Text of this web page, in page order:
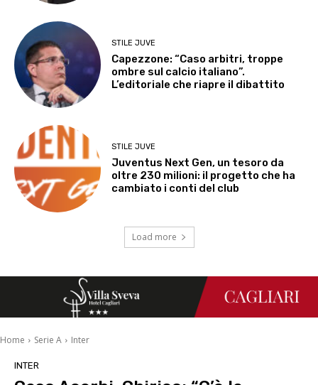
STILE JUVE
Capezzone: “Caso arbitri, troppe
ombre sul calcio italiano”.
L’editoriale che riapre il dibattito
STILE JUVE
Juventus Next Gen, un tesoro da
oltre 230 milioni: il progetto che ha
cambiato i conti del club
Load more